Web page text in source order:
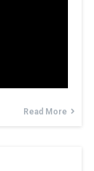
Read More